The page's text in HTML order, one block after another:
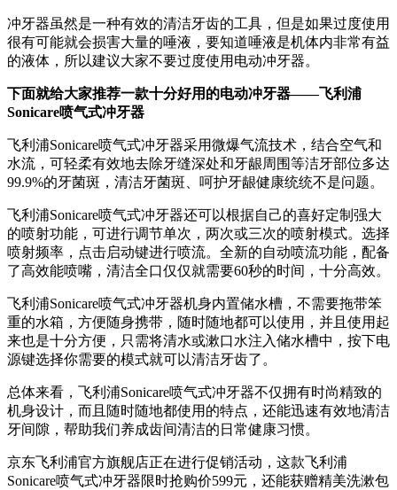
冲牙器虽然是一种有效的清洁牙齿的工具，但是如果过度使用
很有可能就会损害大量的唾液，要知道唾液是机体内非常有益
的液体，所以建议大家不要过度使用电动冲牙器。
下面就给大家推荐一款十分好用的电动冲牙器——飞利浦
Sonicare喷气式冲牙器
飞利浦Sonicare喷气式冲牙器采用微爆气流技术，结合空气和
水流，可轻柔有效地去除牙缝深处和牙龈周围等洁牙部位多达
99.9%的牙菌斑，清洁牙菌斑、呵护牙龈健康统统不是问题。
飞利浦Sonicare喷气式冲牙器还可以根据自己的喜好定制强大
的喷射功能，可进行调节单次，两次或三次的喷射模式。选择
喷射频率，点击启动键进行喷流。全新的自动喷流功能，配备
了高效能喷嘴，清洁全口仅仅就需要60秒的时间，十分高效。
飞利浦Sonicare喷气式冲牙器机身内置储水槽，不需要拖带笨
重的水箱，方便随身携带，随时随地都可以使用，并且使用起
来也是十分方便，只需将清水或漱口水注入储水槽中，按下电
源键选择你需要的模式就可以清洁牙齿了。
总体来看，飞利浦Sonicare喷气式冲牙器不仅拥有时尚精致的
机身设计，而且随时随地都使用的特点，还能迅速有效地清洁
牙间隙，帮助我们养成齿间清洁的日常健康习惯。
京东飞利浦官方旗舰店正在进行促销活动，这款飞利浦
Sonicare喷气式冲牙器限时抢购价599元，还能获赠精美洗漱包